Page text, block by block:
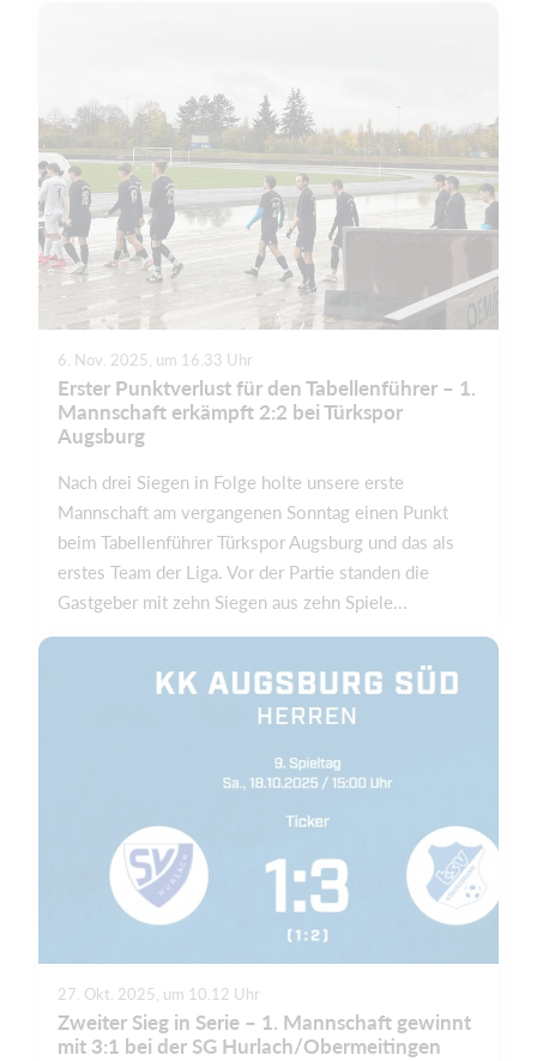
6. Nov. 2025, um 16.33 Uhr
Erster Punktverlust für den Tabellenführer – 1.
Mannschaft erkämpft 2:2 bei Türkspor
Augsburg
Nach drei Siegen in Folge holte unsere erste
Mannschaft am vergangenen Sonntag einen Punkt
beim Tabellenführer Türkspor Augsburg und das als
erstes Team der Liga. Vor der Partie standen die
Gastgeber mit zehn Siegen aus zehn Spiele...
27. Okt. 2025, um 10.12 Uhr
Zweiter Sieg in Serie – 1. Mannschaft gewinnt
mit 3:1 bei der SG Hurlach/Obermeitingen